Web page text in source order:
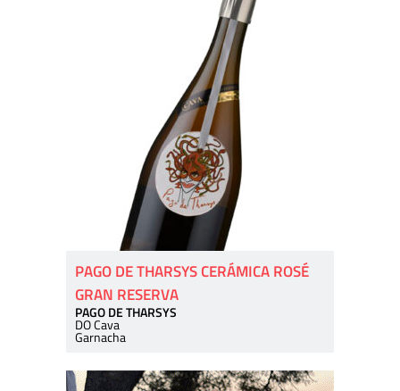
PAGO DE THARSYS CERÁMICA ROSÉ
GRAN RESERVA
PAGO DE THARSYS
DO Cava
Garnacha